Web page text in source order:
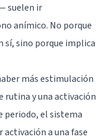
suelen ir
anímico. No porque
sí, sino porque implica
más estimulación
rutina y una activación
periodo, el sistema
activación a una fase